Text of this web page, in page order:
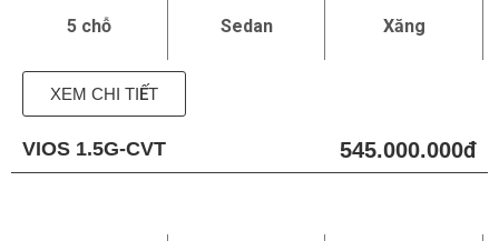
5 chỗ Sedan Xăng
XEM CHI TIẾT
VIOS 1.5G-CVT 545.000.000đ